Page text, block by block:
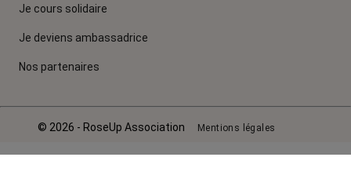
Je cours solidaire
Je deviens ambassadrice
Nos partenaires
© 2026 - RoseUp Association Mentions légales